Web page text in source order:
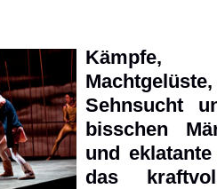
Kämpfe,
Sehnsucht
bisschen
und
das